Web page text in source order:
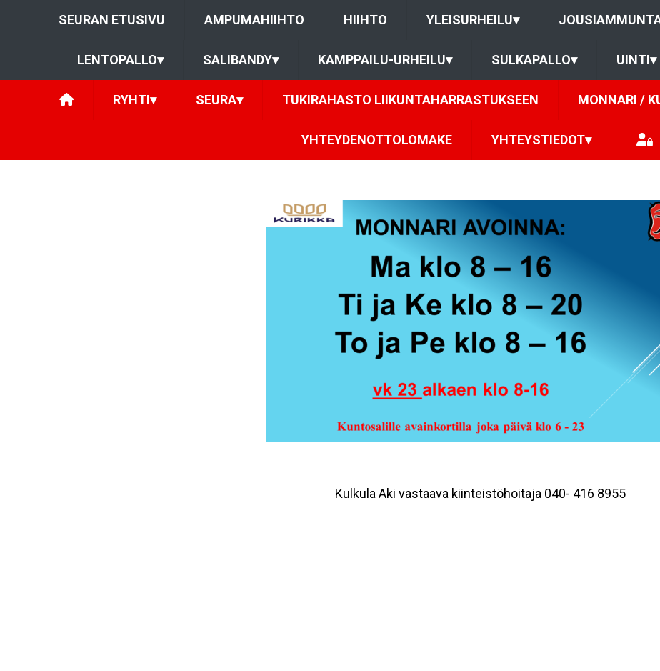
SEURAN ETUSIVU AMPUMAHIIHTO HIIHTO YLEISURHEILU▾
LENTOPALLO▾ SALIBANDY▾ KAMPPAILU-URHEILU▾ SULKAPALLO▾ UINTI▾
RYHTI▾ SEURA▾ TUKIRAHASTO LIIKUNTAHARRASTUKSEEN MONNARI /
YHTEYDENOTTOLOMAKE YHTEYSTIEDOT▾
Kulkula Aki vastaava kiinteistöhoitaja 040- 416 8955